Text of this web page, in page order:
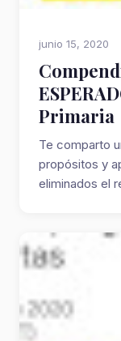
junio 15, 2020
Primaria
Te comparto
propósitos y
eliminados el